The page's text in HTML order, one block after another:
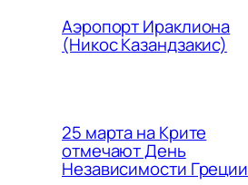
Аэропорт Ираклиона
(Никос Казандзакис)
25 марта на Крите
отмечают День
Независимости Греции